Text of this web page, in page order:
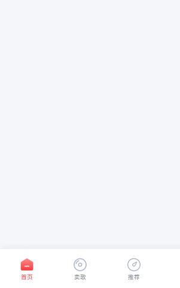
首页 卖歌 推荐